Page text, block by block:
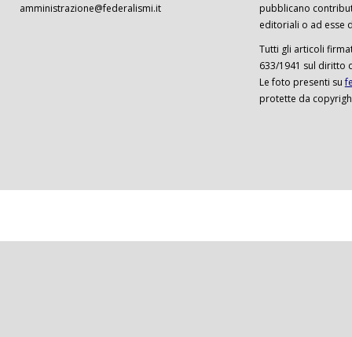
amministrazione@federalismi.it
pubblicano
editoriali o ad esse
Tutti gli articoli
633/1941 sul diritto
Le foto presenti su
protette da